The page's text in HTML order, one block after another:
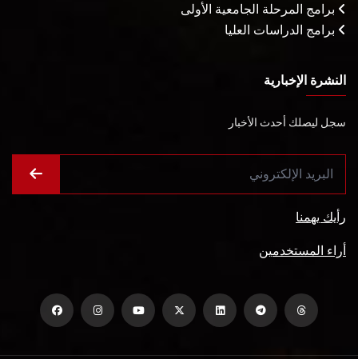
برامج المرحلة الجامعية الأولى
برامج الدراسات العليا
النشرة الإخبارية
سجل ليصلك أحدث الأخبار
رأيك يهمنا
أراء المستخدمين